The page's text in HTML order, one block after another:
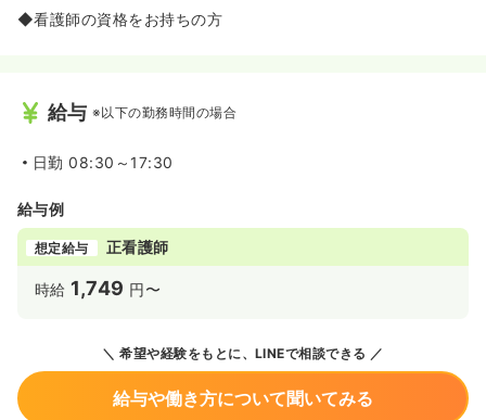
◆看護師の資格をお持ちの方
給与 ※以下の勤務時間の場合
日勤 08:30～17:30
給与例
想定給与 正看護師
時給 1,749 円〜
希望や経験をもとに、LINEで相談できる
給与や働き方について聞いてみる